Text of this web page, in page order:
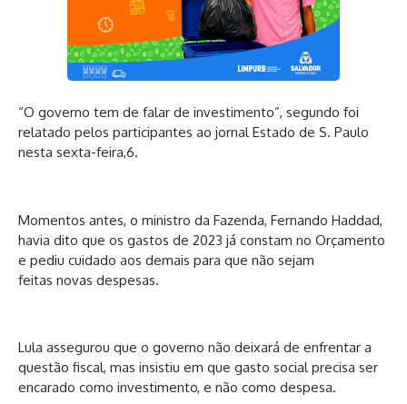
“O governo tem de falar de investimento”, segundo foi
relatado pelos participantes ao jornal Estado de S. Paulo
nesta sexta-feira,6.
Momentos antes, o ministro da Fazenda, Fernando Haddad,
havia dito que os gastos de 2023 já constam no Orçamento
e pediu cuidado aos demais para que não sejam
feitas novas despesas.
Lula assegurou que o governo não deixará de enfrentar a
questão fiscal, mas insistiu em que gasto social precisa ser
encarado como investimento, e não como despesa.